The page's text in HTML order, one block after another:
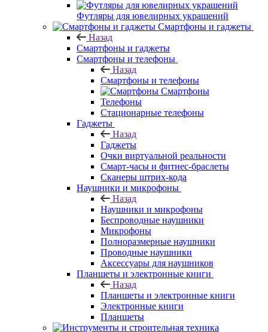
Футляры для ювелирных украшений
Смартфоны и гаджеты
Назад
Смартфоны и гаджеты
Смартфоны и телефоны
Назад
Смартфоны и телефоны
Смартфоны
Телефоны
Стационарные телефоны
Гаджеты
Назад
Гаджеты
Очки виртуальной реальности
Смарт-часы и фитнес-браслеты
Сканеры штрих-кода
Наушники и микрофоны
Назад
Наушники и микрофоны
Беспроводные наушники
Микрофоны
Полноразмерные наушники
Проводные наушники
Аксессуары для наушников
Планшеты и электронные книги
Назад
Планшеты и электронные книги
Электронные книги
Планшеты